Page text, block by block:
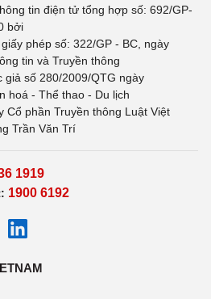
tin điện tử tổng hợp số: 692/GP-
bởi
phép số: 322/GP - BC, ngày
tin và Truyền thông
số 280/2009/QTG ngày
hoá - Thể thao - Du lịch
Cổ phần Truyền thông Luật Việt
Trần Văn Trí
1919
1900 6192